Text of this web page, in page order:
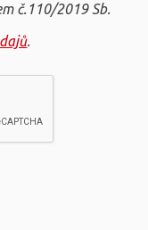
č.110/2019 Sb.
.